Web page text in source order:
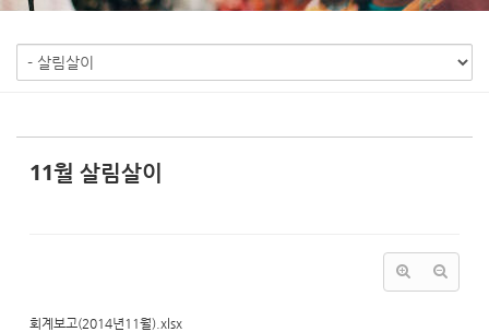
11월 살림살이
회계보고(2014년11월).xlsx